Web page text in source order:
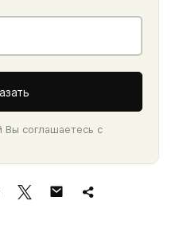
Вы соглашаетесь с